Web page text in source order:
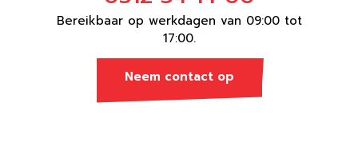
Bereikbaar op werkdagen van 09:00 tot
17:00.
Neem contact op